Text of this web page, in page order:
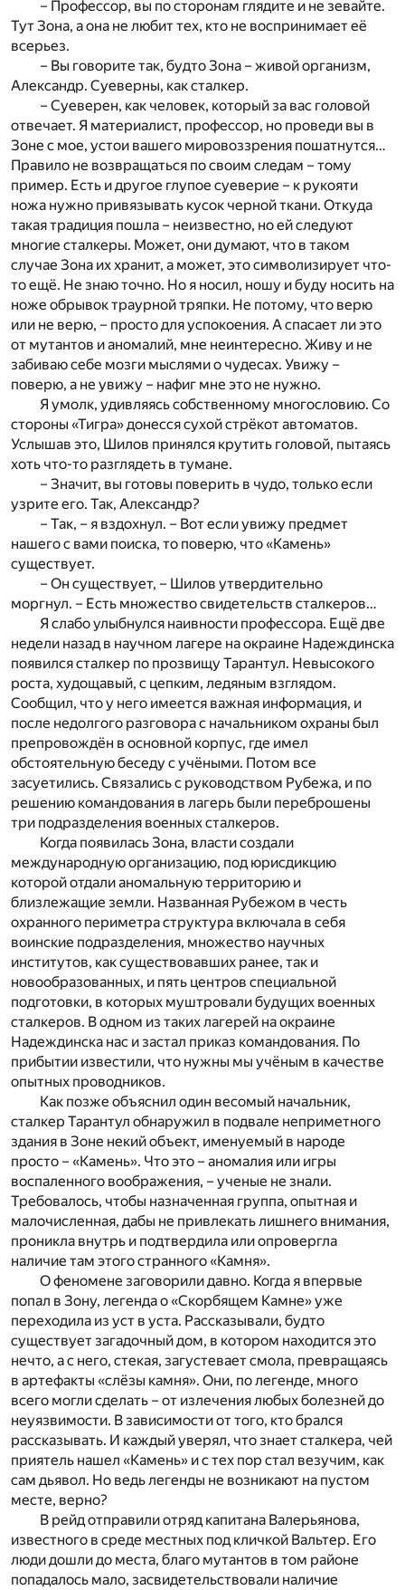
– Профессор, вы по сторонам глядите и не зевайте.
Тут Зона, а она не любит тех, кто не воспринимает её
всерьез.
– Вы говорите так, будто Зона – живой организм,
Александр. Суеверны, как сталкер.
– Суеверен, как человек, который за вас головой
отвечает. Я материалист, профессор, но проведи вы в
Зоне с мое, устои вашего мировоззрения пошатнутся…
Правило не возвращаться по своим следам – тому
пример. Есть и другое глупое суеверие – к рукояти
ножа нужно привязывать кусок черной ткани. Откуда
такая традиция пошла – неизвестно, но ей следуют
многие сталкеры. Может, они думают, что в таком
случае Зона их хранит, а может, это символизирует что-
то ещё. Не знаю точно. Но я носил, ношу и буду носить на
ноже обрывок траурной тряпки. Не потому, что верю
или не верю, – просто для успокоения. А спасает ли это
от мутантов и аномалий, мне неинтересно. Живу и не
забиваю себе мозги мыслями о чудесах. Увижу –
поверю, а не увижу – нафиг мне это не нужно.
Я умолк, удивляясь собственному многословию. Со
стороны «Тигра» донесся сухой стрёкот автоматов.
Услышав это, Шилов принялся крутить головой, пытаясь
хоть что-то разглядеть в тумане.
– Значит, вы готовы поверить в чудо, только если
узрите его. Так, Александр?
– Так, – я вздохнул. – Вот если увижу предмет
нашего с вами поиска, то поверю, что «Камень»
существует.
– Он существует, – Шилов утвердительно
моргнул. – Есть множество свидетельств сталкеров…
Я слабо улыбнулся наивности профессора. Ещё две
недели назад в научном лагере на окраине Надеждинска
появился сталкер по прозвищу Тарантул. Невысокого
роста, худощавый, с цепким, ледяным взглядом.
Сообщил, что у него имеется важная информация, и
после недолгого разговора с начальником охраны был
препровождён в основной корпус, где имел
обстоятельную беседу с учёными. Потом все
засуетились. Связались с руководством Рубежа, и по
решению командования в лагерь были переброшены
три подразделения военных сталкеров.
Когда появилась Зона, власти создали
международную организацию, под юрисдикцию
которой отдали аномальную территорию и
близлежащие земли. Названная Рубежом в честь
охранного периметра структура включала в себя
воинские подразделения, множество научных
институтов, как существовавших ранее, так и
новообразованных, и пять центров специальной
подготовки, в которых муштровали будущих военных
сталкеров. В одном из таких лагерей на окраине
Надеждинска нас и застал приказ командования. По
прибытии известили, что нужны мы учёным в качестве
опытных проводников.
Как позже объяснил один весомый начальник,
сталкер Тарантул обнаружил в подвале неприметного
здания в Зоне некий объект, именуемый в народе
просто – «Камень». Что это – аномалия или игры
воспаленного воображения, – ученые не знали.
Требовалось, чтобы назначенная группа, опытная и
малочисленная, дабы не привлекать лишнего внимания,
проникла внутрь и подтвердила или опровергла
наличие там этого странного «Камня».
О феномене заговорили давно. Когда я впервые
попал в Зону, легенда о «Скорбящем Камне» уже
переходила из уст в уста. Рассказывали, будто
существует загадочный дом, в котором находится это
нечто, а с него, стекая, загустевает смола, превращаясь
в артефакты «слёзы камня». Они, по легенде, много
всего могли сделать – от излечения любых болезней до
неуязвимости. В зависимости от того, кто брался
рассказывать. И каждый уверял, что знает сталкера, чей
приятель нашел «Камень» и с тех пор стал везучим, как
сам дьявол. Но ведь легенды не возникают на пустом
месте, верно?
В рейд отправили отряд капитана Валерьянова,
известного в среде местных под кличкой Вальтер. Его
люди дошли до места, благо мутантов в том районе
попадалось мало, засвидетельствовали наличие